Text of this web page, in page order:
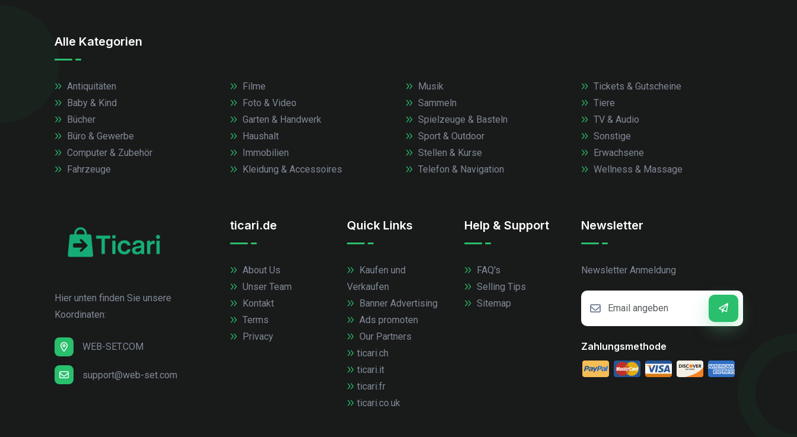
Alle Kategorien
Antiquitäten
Baby & Kind
Bücher
Büro & Gewerbe
Computer & Zubehör
Fahrzeuge
Filme
Foto & Video
Garten & Handwerk
Haushalt
Immobilien
Kleidung & Accessoires
Musik
Sammeln
Spielzeuge & Basteln
Sport & Outdoor
Stellen & Kurse
Telefon & Navigation
Tickets & Gutscheine
Tiere
TV & Audio
Sonstige
Erwachsene
Wellness & Massage
Hier unten finden Sie unsere
Koordinaten:
WEB-SET.COM
support@web-set.com
ticari.de
About Us
Unser Team
Kontakt
Terms
Privacy
Quick Links
Kaufen und
Verkaufen
Banner Advertising
Ads promoten
Our Partners
ticari.ch
ticari.it
ticari.fr
ticari.co.uk
Help & Support
FAQ's
Selling Tips
Sitemap
Newsletter
Newsletter Anmeldung
Zahlungsmethode